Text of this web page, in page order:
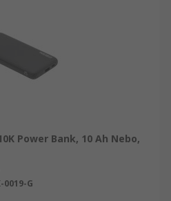
Power Bank, 10 Ah Nebo,
0019-G